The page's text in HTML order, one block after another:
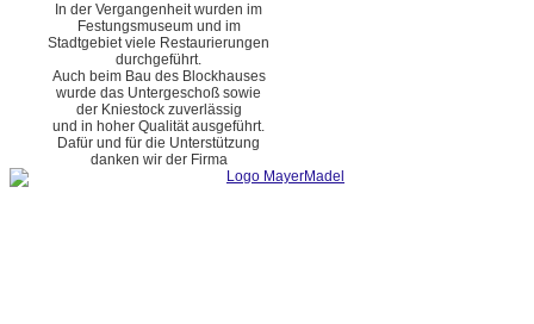
In der Vergangenheit wurden im
Festungsmuseum und im
Stadtgebiet viele Restaurierungen
durchgeführt.
Auch beim Bau des Blockhauses
wurde das Untergeschoß sowie
der Kniestock zuverlässig
und in hoher Qualität ausgeführt.
Dafür und für die Unterstützung
danken wir der Firma